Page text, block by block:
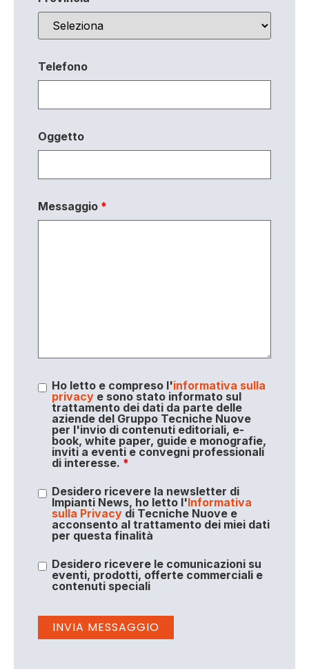
Telefono
Oggetto
Messaggio *
Ho letto e compreso l'informativa sulla
privacye sono stato informato sul
trattamento dei dati da parte delle
aziende del Gruppo Tecniche Nuove
per l'invio di contenuti editoriali, e-
book, white paper, guide e monografie,
inviti a eventi e convegni professionali
di interesse. *
Desidero ricevere la newsletter di
Impianti News, ho letto l'Informativa
sulla Privacydi Tecniche Nuove e
acconsento al trattamento dei miei dati
per questa finalità
Desidero ricevere le comunicazioni su
eventi, prodotti, offerte commerciali e
contenuti speciali